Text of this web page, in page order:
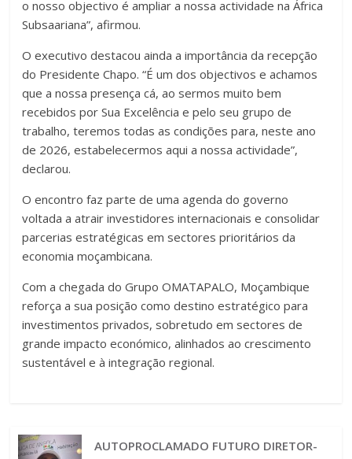
o nosso objectivo é ampliar a nossa actividade na África
Subsaariana”, afirmou.
O executivo destacou ainda a importância da recepção
do Presidente Chapo. “É um dos objectivos e achamos
que a nossa presença cá, ao sermos muito bem
recebidos por Sua Excelência e pelo seu grupo de
trabalho, teremos todas as condições para, neste ano
de 2026, estabelecermos aqui a nossa actividade”,
declarou.
O encontro faz parte de uma agenda do governo
voltada a atrair investidores internacionais e consolidar
parcerias estratégicas em sectores prioritários da
economia moçambicana.
Com a chegada do Grupo OMATAPALO, Moçambique
reforça a sua posição como destino estratégico para
investimentos privados, sobretudo em sectores de
grande impacto económico, alinhados ao crescimento
sustentável e à integração regional.
AUTOPROCLAMADO FUTURO DIRETOR-